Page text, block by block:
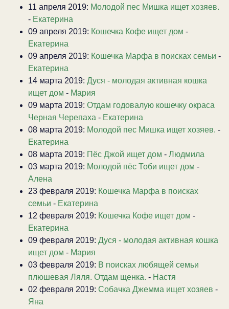
11 апреля 2019: Молодой пес Мишка ищет хозяев.
- Екатерина
09 апреля 2019: Кошечка Кофе ищет дом -
Екатерина
09 апреля 2019: Кошечка Марфа в поисках семьи -
Екатерина
14 марта 2019: Дуся - молодая активная кошка
ищет дом - Мария
09 марта 2019: Отдам годовалую кошечку окраса
Черная Черепаха - Екатерина
08 марта 2019: Молодой пес Мишка ищет хозяев. -
Екатерина
08 марта 2019: Пёс Джой ищет дом - Людмила
03 марта 2019: Молодой пёс Тоби ищет дом -
Алена
23 февраля 2019: Кошечка Марфа в поисках
семьи - Екатерина
12 февраля 2019: Кошечка Кофе ищет дом -
Екатерина
09 февраля 2019: Дуся - молодая активная кошка
ищет дом - Мария
03 февраля 2019: В поисках любящей семьи
плюшевая Ляля. Отдам щенка. - Настя
02 февраля 2019: Собачка Джемма ищет хозяев -
Яна